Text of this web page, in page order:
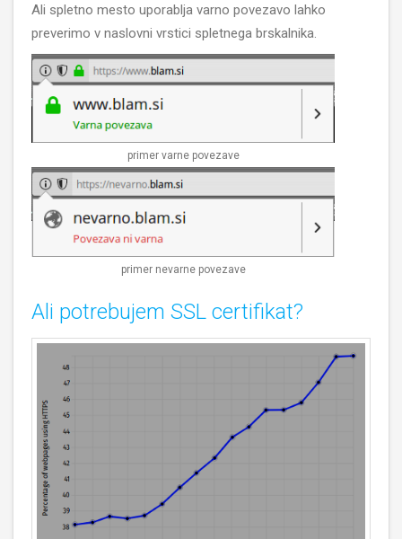
Ali spletno mesto uporablja varno povezavo lahko
preverimo v naslovni vrstici spletnega brskalnika.
primer varne povezave
primer nevarne povezave
Ali potrebujem SSL certifikat?